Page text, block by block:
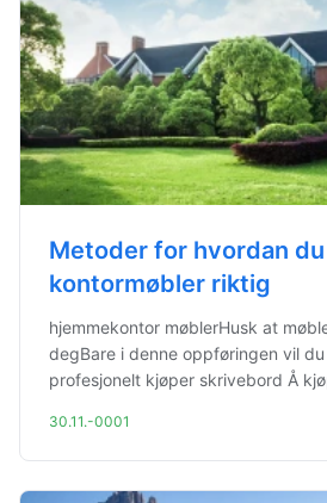
Metoder for hvordan
kontormøbler riktig
hjemmekontor møblerHusk at
degBare i denne oppføringen vil
profesjonelt kjøper skrivebord Å
30.11.-0001